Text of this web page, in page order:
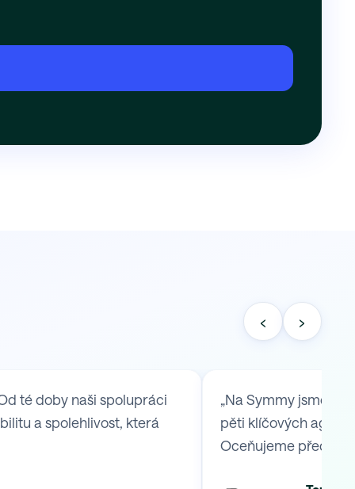
‹ ›
té doby naši spolupráci
a spolehlivost, která
„Na Symmy jsme
pěti klíčových
Oceňujeme